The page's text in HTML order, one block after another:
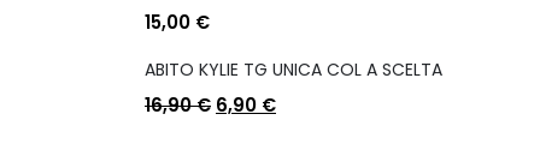
15,00 €
ABITO KYLIE TG UNICA COL A SCELTA
16,90€ 6,90 €